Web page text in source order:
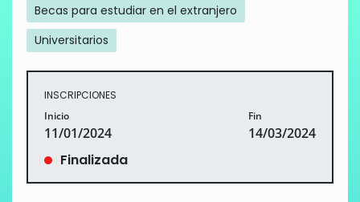
Becas para estudiar en el extranjero
Universitarios
INSCRIPCIONES
Inicio
11/01/2024
Fin
14/03/2024
Finalizada